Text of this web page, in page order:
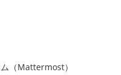
（Mattermost）